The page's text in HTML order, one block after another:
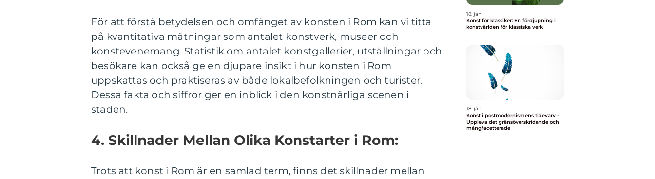
För att förstå betydelsen och omfånget av konsten i Rom kan vi titta
på kvantitativa mätningar som antalet konstverk, museer och
konstevenemang. Statistik om antalet konstgallerier, utställningar och
besökare kan också ge en djupare insikt i hur konsten i Rom
uppskattas och praktiseras av både lokalbefolkningen och turister.
Dessa fakta och siffror ger en inblick i den konstnärliga scenen i
staden.
4. Skillnader Mellan Olika Konstarter i Rom:
Trots att konst i Rom är en samlad term, finns det skillnader mellan
18. jan
Konst för klassiker: En fördjupning i
konstvärlden för klassiska verk
18. jan
Konst i postmodernismens tidevarv -
Uppleva det gränsöverskridande och
mångfacetterade